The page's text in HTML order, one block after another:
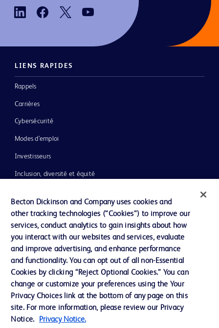
LIENS RAPIDES
Rappels
Carrières
Cybersécurité
Modes d’emploi
Investisseurs
Inclusion, diversité et équité
Actualités, médias et blogs
Notre entreprise
Ethique et conformité
Nous contacter
Paramètres des cookies
Charte de Protection des Données Personnelles
Becton Dickinson and Company uses cookies and
other tracking technologies (“Cookies”) to improve our
services, conduct analytics to gain insights about how
you interact with our websites and services, evaluate
and improve advertising, and enhance performance
and functionality. You can opt out of all non-Essential
Cookies by clicking “Reject Optional Cookies.” You can
change or customize your preferences using the Your
Privacy Choices link at the bottom of any page on this
site. For more information, please review our Privacy
Notice.
Privacy Notice.